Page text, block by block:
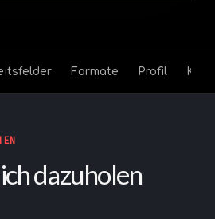
Formate Profil
dazuholen